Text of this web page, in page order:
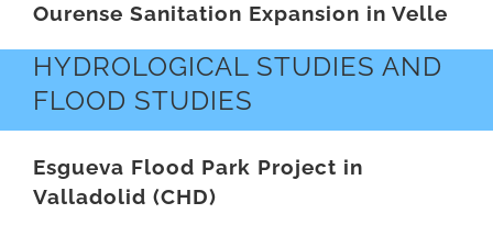
Ourense Sanitation Expansion in Velle
HYDROLOGICAL STUDIES AND
FLOOD STUDIES
Esgueva Flood Park Project in
Valladolid (CHD)